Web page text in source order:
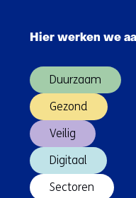
Nederlands
te
Hier werken we
Duurzaam
Gezond
Veilig
Digitaal
Sectoren